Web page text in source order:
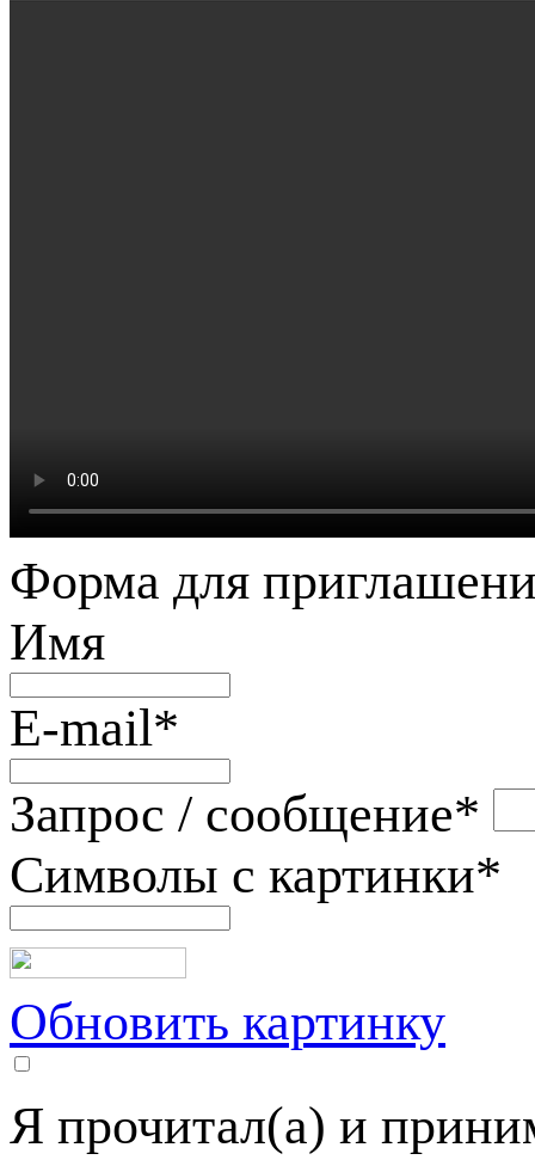
Форма для
Имя
E-mail*
Запрос / сообщение*
Символы с картинки*
Обновить картинку
Я прочитал(а) и